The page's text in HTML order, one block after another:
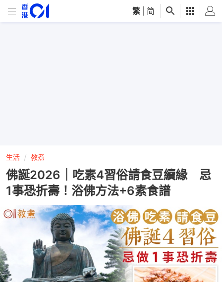
繁 简
生活 教煮
佛誕2026｜吃素4習俗請食豆續緣 忌
1事恐折壽！浴佛方法+6素食譜